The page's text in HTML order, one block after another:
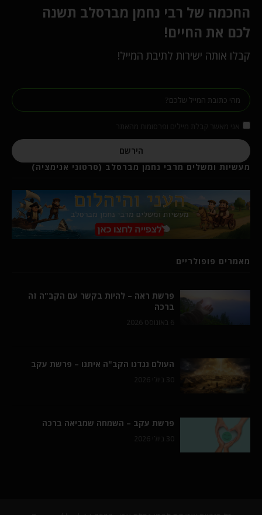
החכמה של רבי נחמן מברסלב תשנה
לכם את החיים!
קבלו אותה ישירות לתיבת המייל!
הירשם
מעשיות ומשלים מרבי נחמן מברסלב (סרטוני אנימציה)
מאמרים פופולריים
פרשת ראה – להיות בקשר עם הקב"ה זה
ברכה
6 באוגוסט 2026
העולם נגדנו הקב"ה איתנו – פרשת עקב
30 ביולי 2026
פרשת עקב – השמחה שמביאה ברכה
30 ביולי 2026